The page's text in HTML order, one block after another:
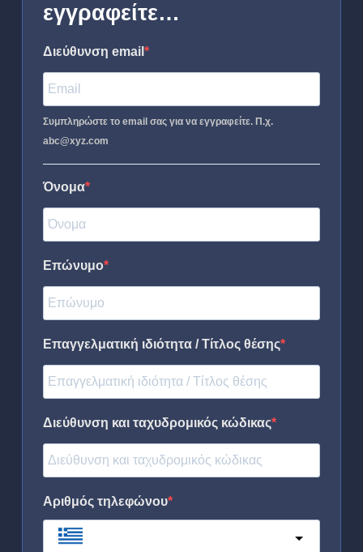
εγγραφείτε…
Διεύθυνση email
Συμπληρώστε το email σας για να εγγραφείτε. Π.χ.
abc@xyz.com
Όνομα
Επώνυμο
Επαγγελματική ιδιότητα / Τίτλος θέσης
Διεύθυνση και ταχυδρομικός κώδικας
Αριθμός τηλεφώνου